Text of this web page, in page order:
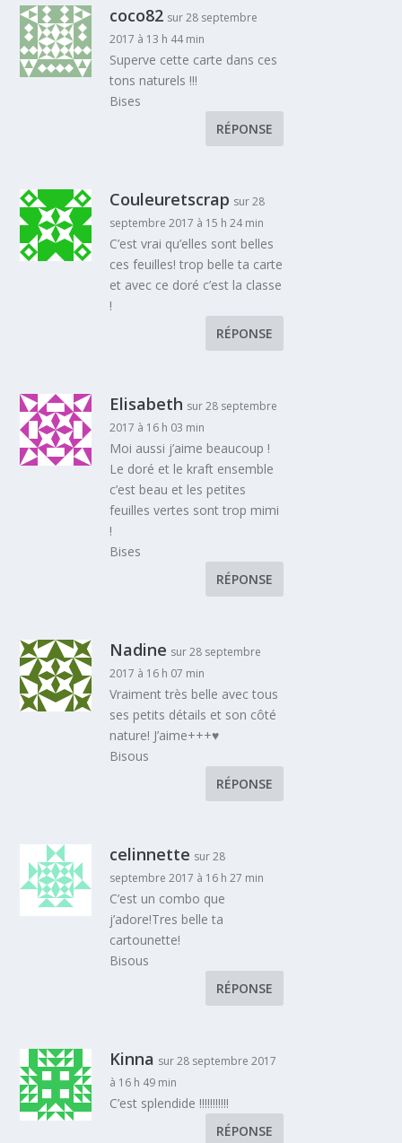
coco82 sur 28 septembre
2017 à 13 h 44 min
Superve cette carte dans ces
tons naturels !!!
Bises
RÉPONSE
Couleuretscrap sur 28
septembre 2017 à 15 h 24 min
C’est vrai qu’elles sont belles
ces feuilles! trop belle ta carte
et avec ce doré c’est la classe
!
RÉPONSE
Elisabeth sur 28 septembre
2017 à 16 h 03 min
Moi aussi j’aime beaucoup !
Le doré et le kraft ensemble
c’est beau et les petites
feuilles vertes sont trop mimi
!
Bises
RÉPONSE
Nadine sur 28 septembre
2017 à 16 h 07 min
Vraiment très belle avec tous
ses petits détails et son côté
nature! J’aime+++♥
Bisous
RÉPONSE
celinnette sur 28
septembre 2017 à 16 h 27 min
C’est un combo que
j’adore!Tres belle ta
cartounette!
Bisous
RÉPONSE
Kinna sur 28 septembre 2017
à 16 h 49 min
C’est splendide !!!!!!!!!!!
RÉPONSE